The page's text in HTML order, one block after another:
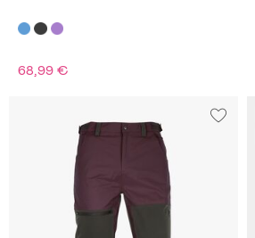
68,99 €